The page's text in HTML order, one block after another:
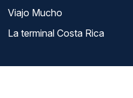
Viajo Mucho
La terminal Costa Rica